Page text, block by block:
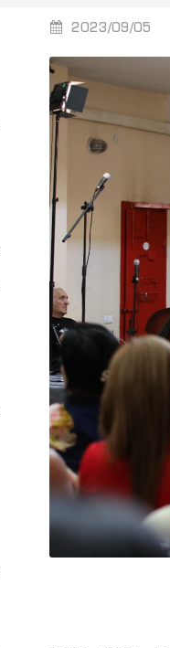
2023/09/05